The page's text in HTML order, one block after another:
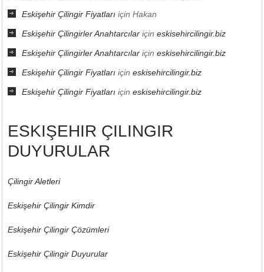
Eskişehir Çilingir Fiyatları içinHakan
Eskişehir Çilingirler Anahtarcılar içineskisehircilingir.biz
Eskişehir Çilingirler Anahtarcılar içineskisehircilingir.biz
Eskişehir Çilingir Fiyatları içineskisehircilingir.biz
Eskişehir Çilingir Fiyatları içineskisehircilingir.biz
ESKIŞEHIR ÇILINGIR
DUYURULAR
Çilingir Aletleri
Eskişehir Çilingir Kimdir
Eskişehir Çilingir Çözümleri
Eskişehir Çilingir Duyurular